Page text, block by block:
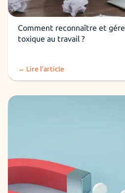
RH et recruteurs
Comment reconnaître et
toxique au travail ?
→ Lire l’article